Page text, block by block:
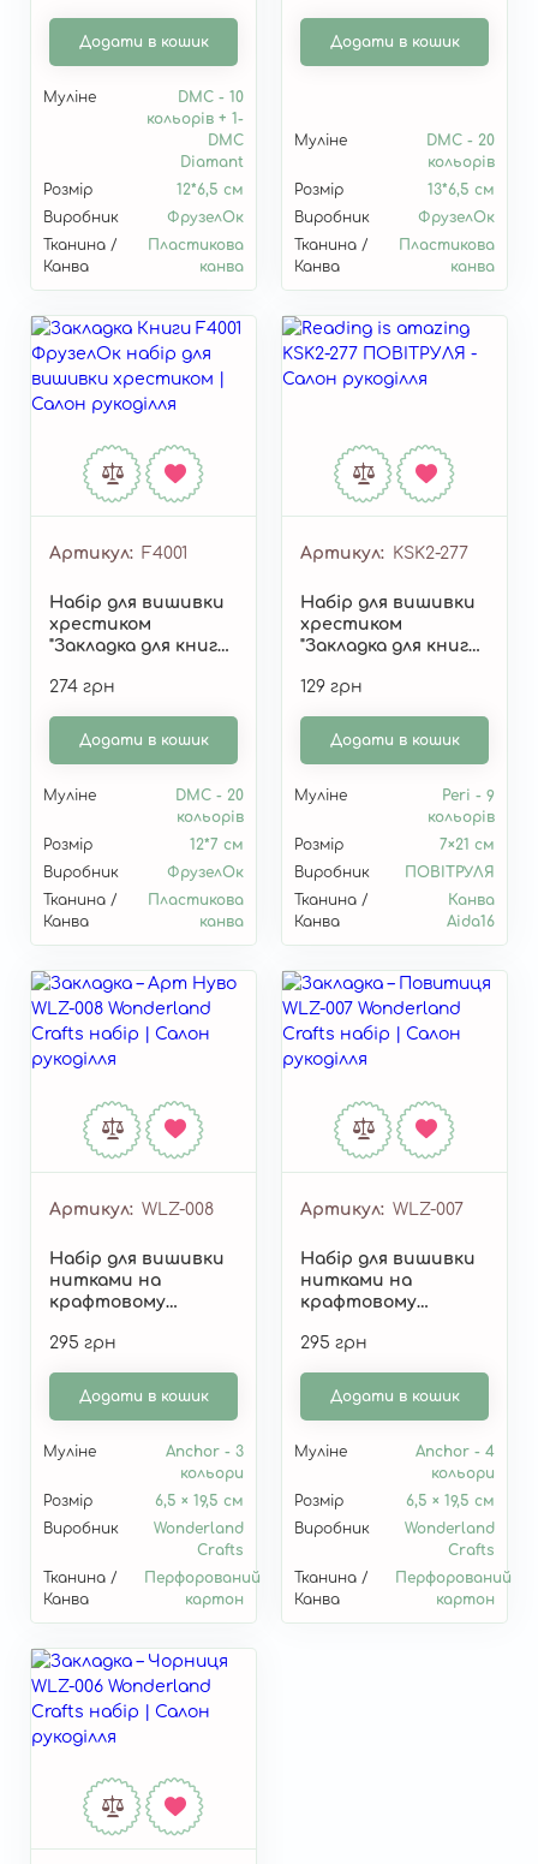
Додати в кошик
Муліне
DMC - 10
кольорів + 1-
DMC
Diamant
Розмір
12*6,5 см
Виробник
ФрузелОк
Тканина /
Канва
Пластикова
канва
Додати в кошик
Муліне
DMC - 20
кольорів
Розмір
13*6,5 см
Виробник
ФрузелОк
Тканина /
Канва
Пластикова
канва
Артикул F4001
Набір для вишивки
хрестиком
"Закладка для книг
274 грн
Додати в кошик
Муліне
DMC - 20
кольорів
Розмір
12*7 см
Виробник
ФрузелОк
Тканина /
Канва
Пластикова
канва
Артикул KSK2-277
Набір для вишивки
хрестиком
"Закладка для книги
KSK2-277
129 грн
Додати в кошик
Муліне
Peri - 9
кольорів
Розмір
7×21 см
Виробник
ПОВІТРУЛЯ
Тканина /
Канва
Канва
Aida16
Артикул WLZ-008
Набір для вишивки
нитками на
крафтовому
Арт Нуво» WLZ-008
295 грн
Додати в кошик
Муліне
Anchor - 3
кольори
Розмір
6,5 × 19,5 см
Виробник
Wonderland
Crafts
Тканина /
Канва
Перфорований
картон
Артикул WLZ-007
Набір для вишивки
нитками на
крафтовому
Повитиця» WLZ-007
295 грн
Додати в кошик
Муліне
Anchor - 4
кольори
Розмір
6,5 × 19,5 см
Виробник
Wonderland
Crafts
Тканина /
Канва
Перфорований
картон